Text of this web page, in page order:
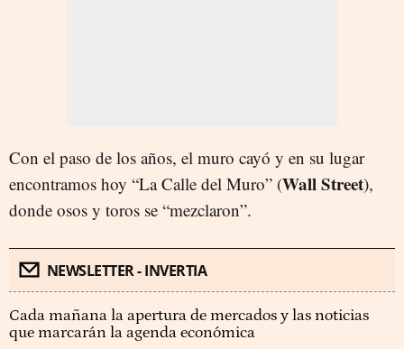
Con el paso de los años, el muro cayó y en su lugar
encontramos hoy “La Calle del Muro” (Wall Street),
donde osos y toros se “mezclaron”.
NEWSLETTER - INVERTIA
Cada mañana la apertura de mercados y las noticias
que marcarán la agenda económica